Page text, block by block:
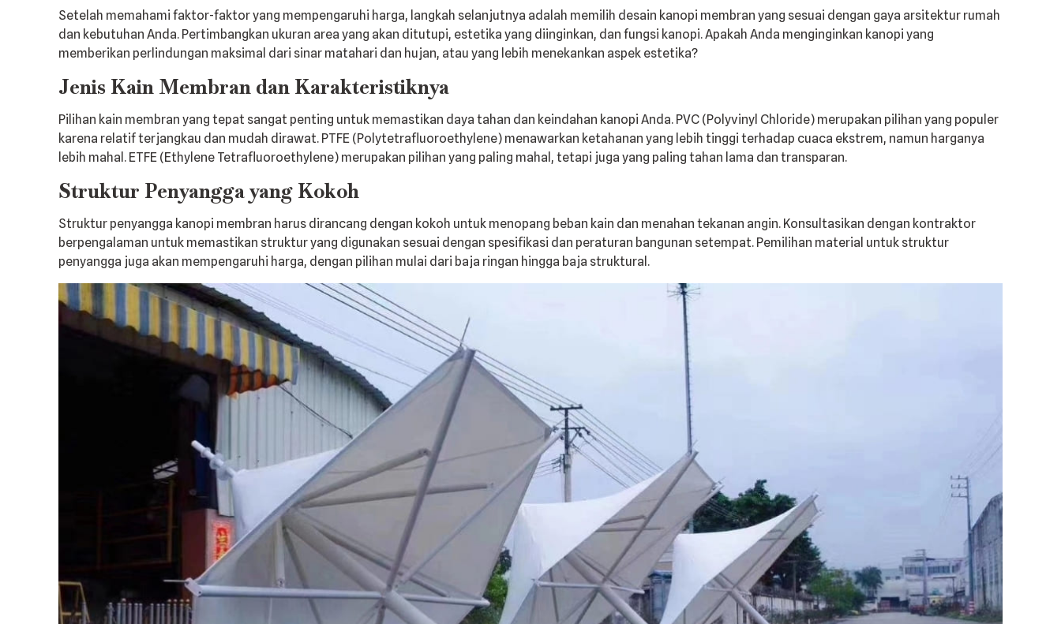
Setelah memahami faktor-faktor yang mempengaruhi harga, langkah selanjutnya adalah memilih desain kanopi membran yang sesuai dengan gaya arsitektur rumah
dan kebutuhan Anda. Pertimbangkan ukuran area yang akan ditutupi, estetika yang diinginkan, dan fungsi kanopi. Apakah Anda menginginkan kanopi yang
memberikan perlindungan maksimal dari sinar matahari dan hujan, atau yang lebih menekankan aspek estetika?
Jenis Kain Membran dan Karakteristiknya
Pilihan kain membran yang tepat sangat penting untuk memastikan daya tahan dan keindahan kanopi Anda. PVC (Polyvinyl Chloride) merupakan pilihan yang populer
karena relatif terjangkau dan mudah dirawat. PTFE (Polytetrafluoroethylene) menawarkan ketahanan yang lebih tinggi terhadap cuaca ekstrem, namun harganya
lebih mahal. ETFE (Ethylene Tetrafluoroethylene) merupakan pilihan yang paling mahal, tetapi juga yang paling tahan lama dan transparan.
Struktur Penyangga yang Kokoh
Struktur penyangga kanopi membran harus dirancang dengan kokoh untuk menopang beban kain dan menahan tekanan angin. Konsultasikan dengan kontraktor
berpengalaman untuk memastikan struktur yang digunakan sesuai dengan spesifikasi dan peraturan bangunan setempat. Pemilihan material untuk struktur
penyangga juga akan mempengaruhi harga, dengan pilihan mulai dari baja ringan hingga baja struktural.